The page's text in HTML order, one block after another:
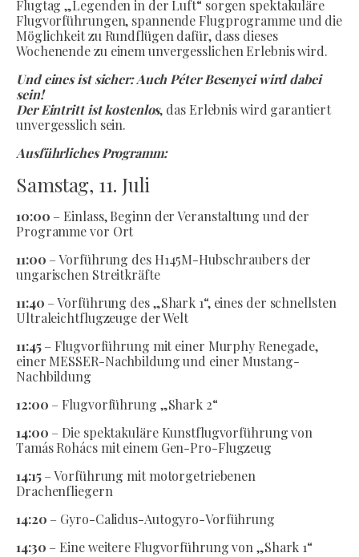
Flugtag „Legenden in der Luft“ sorgen spektakuläre
Flugvorführungen, spannende Flugprogramme und die
Möglichkeit zu Rundflügen dafür, dass dieses
Wochenende zu einem unvergesslichen Erlebnis wird.
Und eines ist sicher: Auch Péter Besenyei wird dabei
sein!
Der Eintritt ist kostenlos, das Erlebnis wird garantiert
unvergesslich sein.
Ausführliches Programm:
Samstag, 11. Juli
10:00 – Einlass, Beginn der Veranstaltung und der
Programme vor Ort
11:00 – Vorführung des H145M-Hubschraubers der
ungarischen Streitkräfte
11:40 – Vorführung des „Shark 1“, eines der schnellsten
Ultraleichtflugzeuge der Welt
11:45– Flugvorführung mit einer Murphy Renegade,
einer MESSER-Nachbildung und einer Mustang-
Nachbildung
12:00 – Flugvorführung „Shark 2“
14:00 – Die spektakuläre Kunstflugvorführung von
Tamás Rohács mit einem Gen-Pro-Flugzeug
14:15– Vorführung mit motorgetriebenen
Drachenfliegern
14:20 – Gyro-Calidus-Autogyro-Vorführung
14:30 – Eine weitere Flugvorführung von „Shark 1“